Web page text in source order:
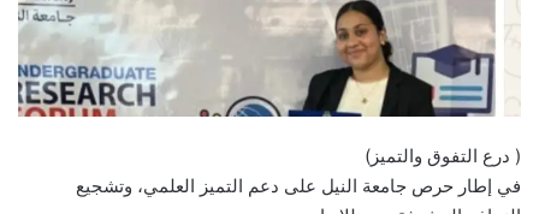
( درع التفوق والتميز)
في إطار حرص جامعة النيل على دعم التميز العلمي، وتشجيع